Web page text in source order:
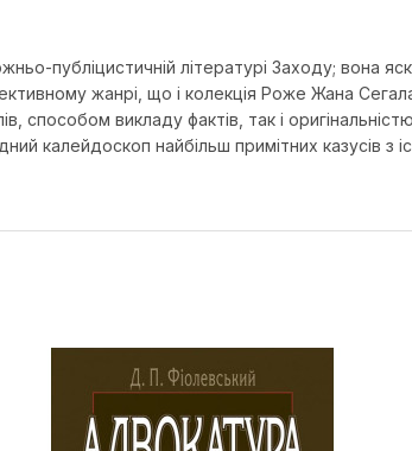
публіцистичній літературі Заходу; вона
жанрі, що і колекція Роже Жана
способом викладу фактів, так і
калейдоскоп найбільш примітних казусів з